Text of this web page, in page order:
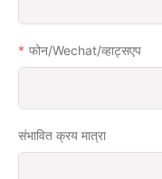
फोन/wechat/व्हाट्सएप
संभावित क्रय मात्रा